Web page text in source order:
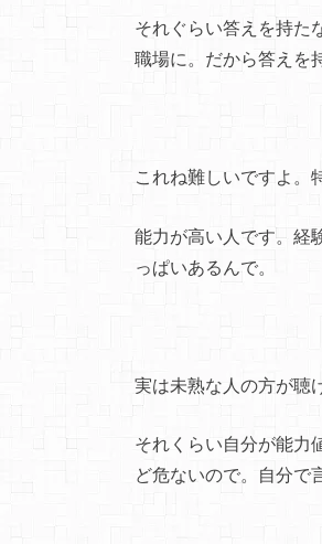
それぐらい答えを持た
職場に。だから答えを
これね難しいですよ。
能力が高い人です。経
っぱいあるんで。
実は未熟な人の方が聴
それくらい自分が能力
ど危ないので。自分で